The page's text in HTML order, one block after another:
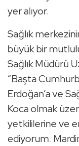
yer alıyor.
Sağlık
büyük bir
Sağlık Müdürü
“Başta
Erdoğan’a ve
Koca olmak
yetkililerine ve
ediyorum.